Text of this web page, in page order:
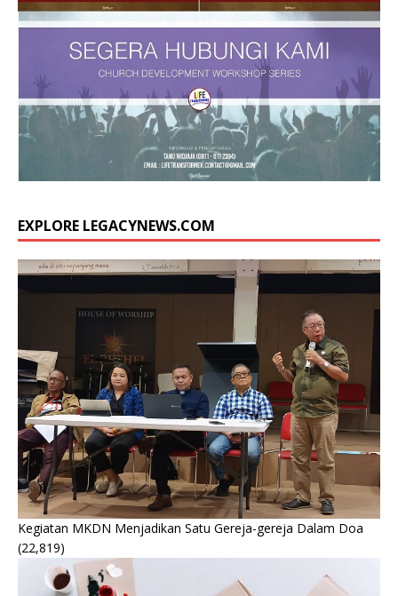
EXPLORE LEGACYNEWS.COM
Kegiatan MKDN Menjadikan Satu Gereja-gereja Dalam Doa
(22,819)